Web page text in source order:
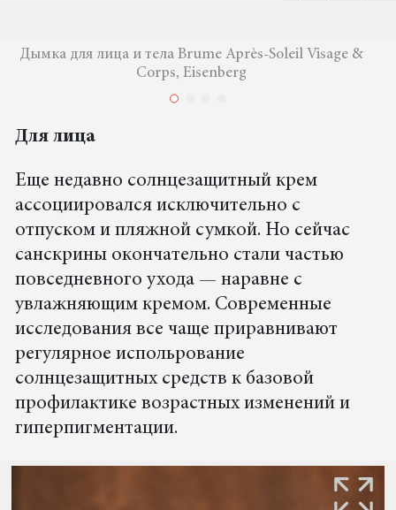
Дымка для лица и тела Brume Après-Soleil Visage &
Corps, Eisenberg
Для лица
Еще недавно солнцезащитный крем
ассоциировался исключительно с
отпуском и пляжной сумкой. Но сейчас
санскрины окончательно стали частью
повседневного ухода — наравне с
увлажняющим кремом. Современные
исследования все чаще приравнивают
регулярное испольpование
солнцезащитных средств к базовой
профилактике возрастных изменений и
гиперпигментации.